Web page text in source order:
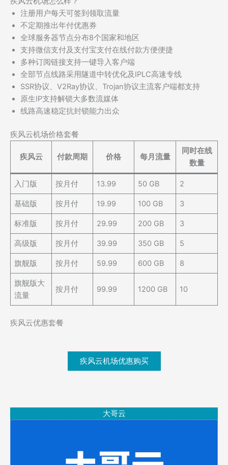
注册用户每天可签到领取流量
不定期推出年付优惠券
全球服务器节点分布8个国家和地区
支持微信支付及支付宝支付在线付款方便便捷
多种订阅链接支持一键导入客户端
全部节点线路采用隧道中转优化及IPLC高速专线
SSR协议、V2Ray协议、Trojan协议主流客户端都支持
原生IP支持解锁大多数流媒体
线路高速稳定抗封锁能力出众
疾风云机场价格套餐
疾风云 付款周期 价格 每月流量
同时在线
数量
入门版 按月付 13.99 50 GB 2
基础版 按月付 19.99 100 GB 3
标准版 按月付 29.99 200 GB 3
高级版 按月付 39.99 350 GB 5
旗舰版 按月付 59.99 600 GB 8
旗舰版大
流量
按月付 99.99 1200 GB 10
疾风云优惠套餐
疾风云机场优惠购买
大哥云